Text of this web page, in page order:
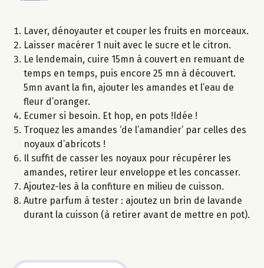
Laver, dénoyauter et couper les fruits en morceaux.
Laisser macérer 1 nuit avec le sucre et le citron.
Le lendemain, cuire 15mn à couvert en remuant de
temps en temps, puis encore 25 mn à découvert.
5mn avant la fin, ajouter les amandes et l’eau de
fleur d’oranger.
Ecumer si besoin. Et hop, en pots !Idée !
Troquez les amandes ‘de l’amandier’ par celles des
noyaux d’abricots !
Il suffit de casser les noyaux pour récupérer les
amandes, retirer leur enveloppe et les concasser.
Ajoutez-les à la confiture en milieu de cuisson.
Autre parfum à tester : ajoutez un brin de lavande
durant la cuisson (à retirer avant de mettre en pot).